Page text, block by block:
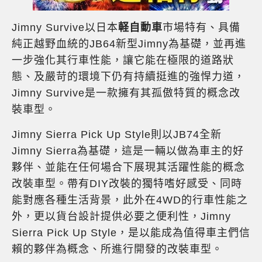
Jimny Survive以日本軽自動車市場特有、具備
純正越野血統的JB64新型Jimny為基礎，並再進
一步強化其行車性能，讓它能在極限的道路狀
態、及嚴苛的環境下仍有持續挺進的強悍力道，
Jimny Survive是一款擁有其孤傲特質的概念改
裝車型。
Jimny Sierra Pick Up Style則以JB74全新
Jimny Sierra為基礎，這是一輛以做為車主的好
夥伴、並能在任何場合下展現其活躍性能的概念
改裝車型。帶有DIY改裝的獨特嗜好感受、同時
能對應各種生活背景，此外在4WD的行車性能之
外，更以貨台設計提供必要之便利性，Jimny
Sierra Pick Up Style，是以能成為值得車主們信
賴的夥伴為概念、所進行開發的改裝車型。